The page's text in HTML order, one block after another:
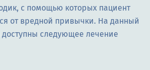
с помощью которых пациент
от вредной привычки. На данный
следующее лечение